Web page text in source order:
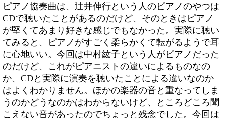
ピアノ協奏曲は、辻井伸行という人のピアノのやつは
CDで聴いたことがあるのだけど、そのときはピアノ
が堅くてあまり好きな感じでもなかった。実際に聴い
てみると、ピアノがすごく柔らかくて転がるようで耳
に心地いい。今回は中村紘子という人がピアノだった
のだけど、これがピアニストの違いによるものなの
か、CDと実際に演奏を聴いたことによる違いなのか
はよくわかりません。ほかの楽器の音と重なってしま
うのかどうなのかはわからないけど、ところどころ聞
こえない音があったのでちょっと残念でした。今回は